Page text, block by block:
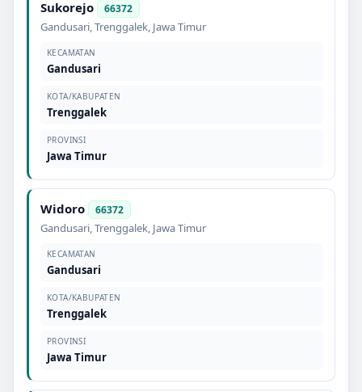
Sukorejo 66372
Gandusari,Trenggalek, Jawa Timur
KECAMATAN
Gandusari
KOTA/KABUPATEN
Trenggalek
PROVINSI
Jawa Timur
Widoro 66372
Gandusari,Trenggalek, Jawa Timur
KECAMATAN
Gandusari
KOTA/KABUPATEN
Trenggalek
PROVINSI
Jawa Timur